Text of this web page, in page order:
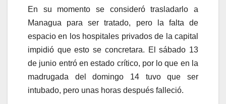
En su momento se consideró trasladarlo a
Managua para ser tratado, pero la falta de
espacio en los hospitales privados de la capital
impidió que esto se concretara. El sábado 13
de junio entró en estado crítico, por lo que en la
madrugada del domingo 14 tuvo que ser
intubado, pero unas horas después falleció.